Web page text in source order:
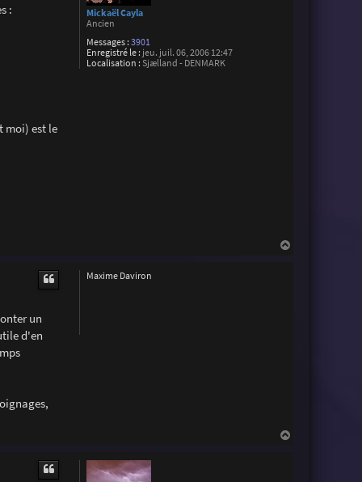
Mickaël Cayla
Ancien
Messages : 3901
Enregistré le : jeu. juil. 06, 2006 12:47
Localisation : Sjælland - DENMARK
:
moi) est le
Maxime Daviron
un
d'en